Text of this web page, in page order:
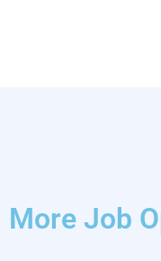
More Job